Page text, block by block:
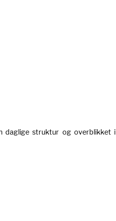
daglige struktur og overblikket i